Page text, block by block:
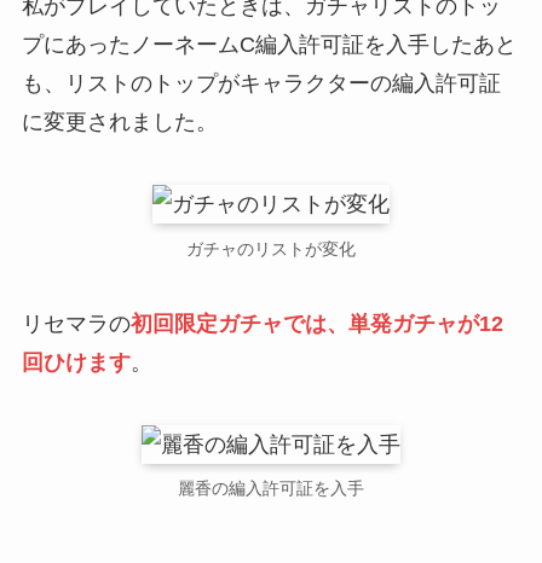
私がプレイしていたときは、ガチャリストのトッ
プにあったノーネームC編入許可証を入手したあと
も、リストのトップがキャラクターの編入許可証
に変更されました。
ガチャのリストが変化
リセマラの初回限定ガチャでは、単発ガチャが12
回ひけます。
麗香の編入許可証を入手